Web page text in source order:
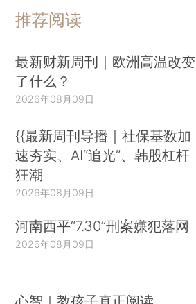
推荐阅读
最新财新周刊｜欧洲高温改变
了什么？
2026年08月09日
{{最新周刊导播｜社保基数加
速夯实、AI“追光”、韩股杠杆
狂潮
2026年08月09日
河南西平“7.30”刑案嫌犯落网
2026年08月09日